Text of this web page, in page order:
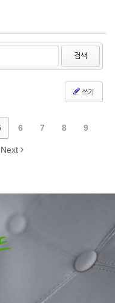
검색
쓰기
6 7 8 9
Next